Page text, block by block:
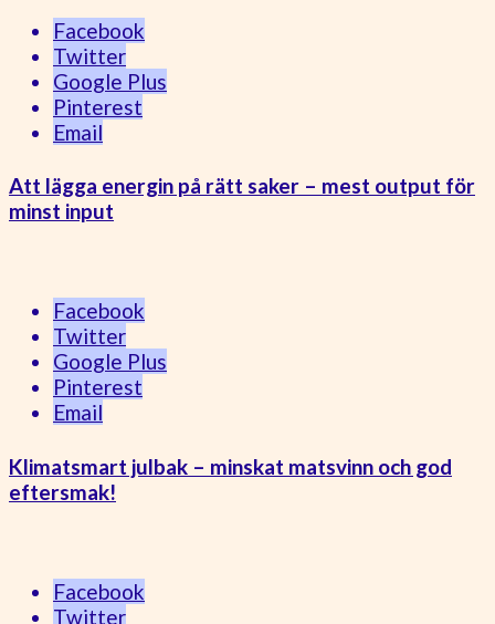
Facebook
Twitter
Google Plus
Pinterest
Email
Att lägga energin på rätt saker – mest output för
minst input
Facebook
Twitter
Google Plus
Pinterest
Email
Klimatsmart julbak – minskat matsvinn och god
eftersmak!
Facebook
Twitter